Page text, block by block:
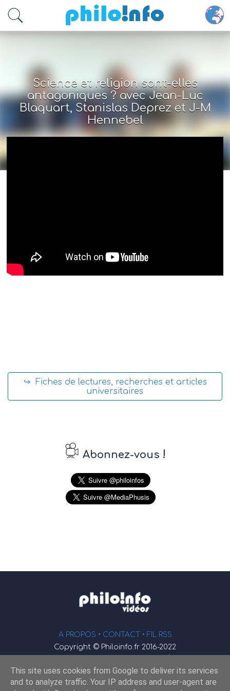
Accéder au contenu principal
Science et religion sont-elles
antagoniques ? avec Jean-Luc
Blaquart, Stanislas Deprez et J-M
Hennebel
↪ Fiches de lectures, recherches et articles
universitaires
Abonnez-vous !
A PROPOS • CONTACT • FIL RSS
Copyright © Philoinfo.fr 2016-2022
φ
Webmaster : JEND
This site uses cookies from Google to deliver its services
and to analyze traffic. Your IP address and user-agent are